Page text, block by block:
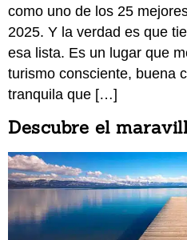
como uno de los 25
2025. Y la verdad es que
esa lista. Es un lugar que
turismo consciente, buena
tranquila que […]
Descubre el